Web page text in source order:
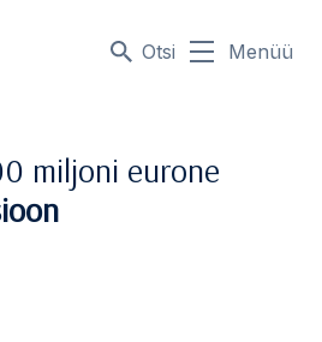
Otsi Menüü
miljoni eurone